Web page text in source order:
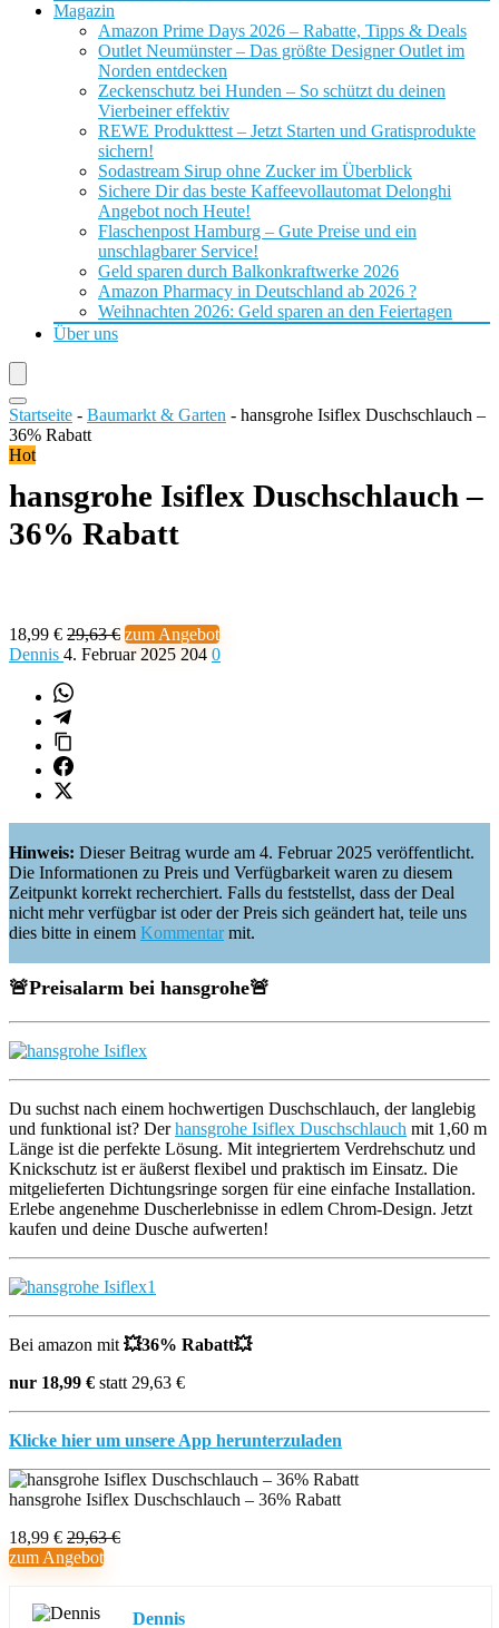
Magazin
Amazon Prime Days 2026 – Rabatte, Tipps & Deals
Outlet Neumünster – Das größte Designer Outlet im
Norden entdecken
Zeckenschutz bei Hunden – So schützt du deinen
Vierbeiner effektiv
REWE Produkttest – Jetzt Starten und Gratisprodukte
sichern!
Sodastream Sirup ohne Zucker im Überblick
Sichere Dir das beste Kaffeevollautomat Delonghi
Angebot noch Heute!
Flaschenpost Hamburg – Gute Preise und ein
unschlagbarer Service!
Geld sparen durch Balkonkraftwerke 2026
Amazon Pharmacy in Deutschland ab 2026 ?
Weihnachten 2026: Geld sparen an den Feiertagen
Über uns
Startseite - Baumarkt & Garten - hansgrohe Isiflex Duschschlauch –
36% Rabatt
Hot
hansgrohe Isiflex Duschschlauch –
36% Rabatt
18,99 € 29,63 € zum Angebot
Dennis 4. Februar 2025 204 0
Hinweis: Dieser Beitrag wurde am 4. Februar 2025 veröffentlicht.
Die Informationen zu Preis und Verfügbarkeit waren zu diesem
Zeitpunkt korrekt recherchiert. Falls du feststellst, dass der Deal
nicht mehr verfügbar ist oder der Preis sich geändert hat, teile uns
dies bitte in einem Kommentarmit.
🚨Preisalarm bei hansgrohe🚨
Du suchst nach einem hochwertigen Duschschlauch, der langlebig
und funktional ist? Derhansgrohe Isiflex Duschschlauch mit 1,60 m
Länge ist die perfekte Lösung. Mit integriertem Verdrehschutz und
Knickschutz ist er äußerst flexibel und praktisch im Einsatz. Die
mitgelieferten Dichtungsringe sorgen für eine einfache Installation.
Erlebe angenehme Duscherlebnisse in edlem Chrom-Design. Jetzt
kaufen und deine Dusche aufwerten!
Bei amazon mit 💥36% Rabatt💥
nur 18,99 € statt 29,63 €
Klicke hier um unsere App herunterzuladen
hansgrohe Isiflex Duschschlauch – 36% Rabatt
18,99 € 29,63 €
zum Angebot
Dennis